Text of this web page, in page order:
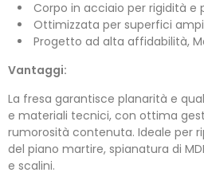
Corpo in acciaio per rigidità e
Ottimizzata per superfici
Progetto ad alta affidabilità,
Vantaggi:
La fresa garantisce planarità e
e materiali tecnici, con ottima
rumorosità contenuta. Ideale per
del piano martire, spianatura di
e scalini.